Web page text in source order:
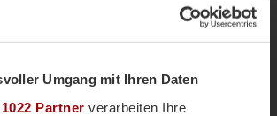
Umgang mit Ihren Daten
Partner verarbeiten Ihre